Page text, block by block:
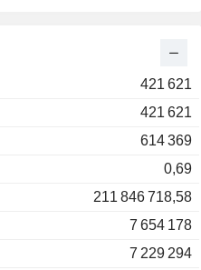
421 621
421 621
614 369
0,69
211 846 718,58
7 654 178
7 229 294